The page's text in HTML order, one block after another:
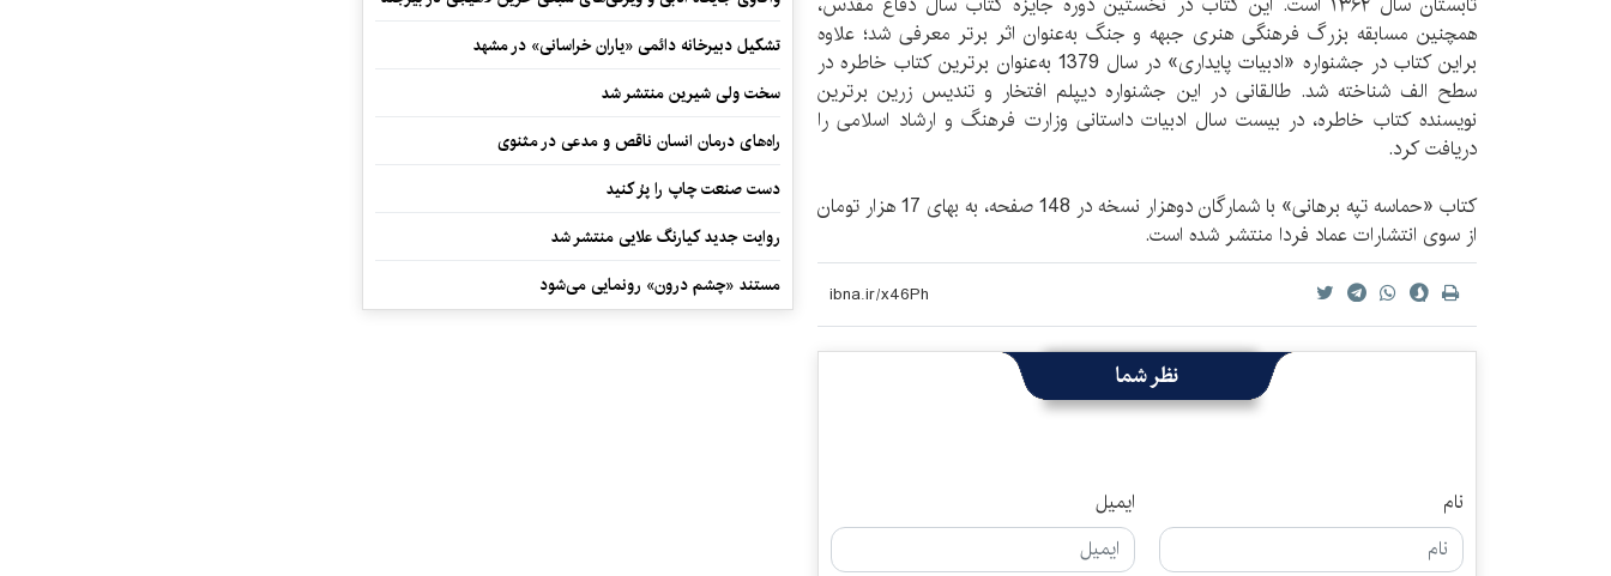
همچنین مسابقه بزرگ فرهنگی هنری جبهه و جنگ به‌عنوان اثر برتر معرفی شد؛ علاوه
براین کتاب در جشنواره «ادبیات پایداری» در سال 1379 به‌عنوان برترین کتاب خاطره در
سطح الف شناخته شد. طالقانی در این جشنواره دیپلم افتخار و تندیس زرین برترین
نویسنده کتاب خاطره، در بیست سال ادبیات داستانی وزارت فرهنگ و ارشاد اسلامی را
دریافت کرد.
کتاب «حماسه تپه‌ برهانی» با شمارگان دوهزار نسخه در 148 صفحه، به بهای 17 هزار تومان
از سوی انتشارات عماد فردا منتشر شده است.
نظر شما
نام ایمیل
تشکیل دبیرخانه دائمی «یاران خراسانی» در مشهد
سخت ولی شیرین منتشر شد
راه‌های درمان انسان ناقص و مدعی در مثنوی
دست صنعت چاپ را پرُ کنید
روایت جدید کیارنگ علایی منتشر شد
مستند «چشم درون» رونمایی می‌شود